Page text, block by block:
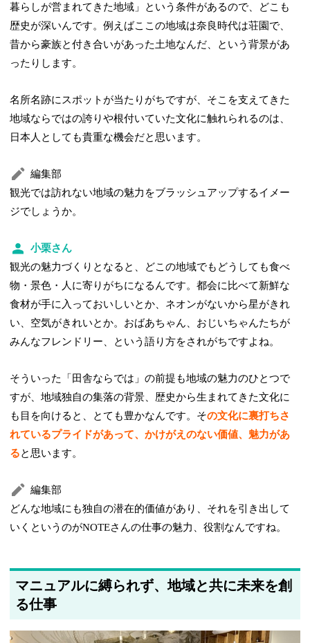
暮らしが営まれてきた地域」という条件があるので、どこも
歴史が深いんです。例えばここの地域は奈良時代は荘園で、
昔から豪族と付き合いがあった土地なんだ、という背景があ
ったりします。
名所名跡にスポットが当たりがちですが、そこを支えてきた
地域ならではの誇りや根付いていた文化に触れられるのは、
日本人としても貴重な機会だと思います。
編集部
観光では訪れない地域の魅力をブラッシュアップするイメー
ジでしょうか。
小栗さん
観光の魅力づくりとなると、どこの地域でもどうしても食べ
物・景色・人に寄りがちになるんです。都会に比べて新鮮な
食材が手に入っておいしいとか、ネオンがないから星がきれ
い、空気がきれいとか。おばあちゃん、おじいちゃんたちが
みんなフレンドリー、という語り方をされがちですよね。
そういった「田舎ならでは」の前提も地域の魅力のひとつで
すが、地域独自の集落の背景、歴史から生まれてきた文化に
も目を向けると、とても豊かなんです。その文化に裏打ちさ
れているプライドがあって、かけがえのない価値、魅力があ
ると思います。
編集部
どんな地域にも独自の潜在的価値があり、それを引き出して
いくというのがNOTEさんの仕事の魅力、役割なんですね。
マニュアルに縛られず、地域と共に未来を創
る仕事